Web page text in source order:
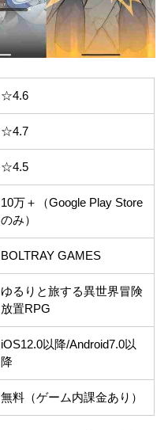
☆4.6
☆4.7
☆4.5
10万＋（Google Play Store
のみ）
BOLTRAY GAMES
ゆるりと旅する異世界冒険
放置RPG
iOS12.0以降/Android7.0以
降
無料（ゲーム内課金あり）